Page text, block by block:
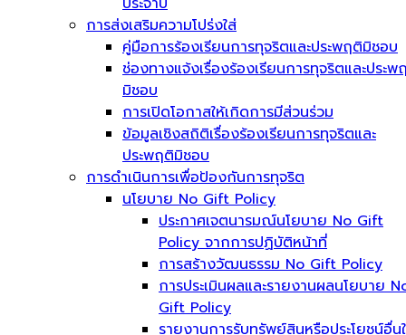
การส่งเสริมความโปร่งใส่
คู่มือการร้องเรียนการทุจริตและประพฤติมิชอบ
ช่องทางแจ้งเรื่องร้องเรียนการทุจริตและประพ
มิชอบ
การเปิดโอกาสให้เกิดการมีส่วนร่วม
ข้อมูลเชิงสถิติเรื่องร้องเรียนการทุจริตและ
ประพฤติมิชอบ
การดำเนินการเพื่อป้องกันการทุจริต
นโยบาย No Gift Policy
ประกาศเจตนารมณ์นโยบาย No Gift
Policy จากการปฏิบัติหน้าที่
การสร้างวัฒนธรรม No Gift Policy
การประเมินผลและรายงานผลนโยบาย
Gift Policy
รายงานการรับทรัพย์สินหรือประโยชน์อื่น